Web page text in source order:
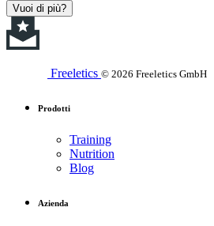
Vuoi di più?
Freeletics © 2026 Freeletics GmbH
Prodotti
Training
Nutrition
Blog
Azienda